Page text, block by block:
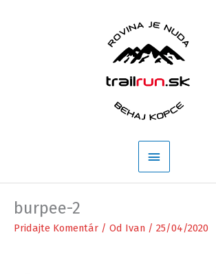
Hlavné
Menu
burpee-2
Pridajte Komentár / Od Ivan / 25/04/2020